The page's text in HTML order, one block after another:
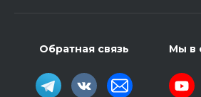
Обратная связь Мы в